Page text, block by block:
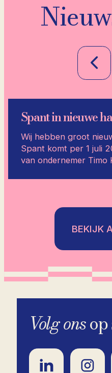
Spant in nieuwe
Wij hebben groot
Spant komt per 1 juli
van ondernemer Timo
BEKIJK
Volg onsop